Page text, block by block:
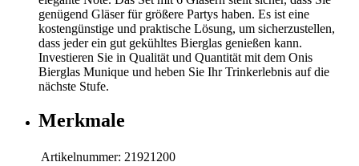
genügend Gläser für größere Partys haben. Es ist eine
kostengünstige und praktische Lösung, um sicherzustellen,
dass jeder ein gut gekühltes Bierglas genießen kann.
Investieren Sie in Qualität und Quantität mit dem Onis
Bierglas Munique und heben Sie Ihr Trinkerlebnis auf die
nächste Stufe.
Merkmale
Artikelnummer: 21921200